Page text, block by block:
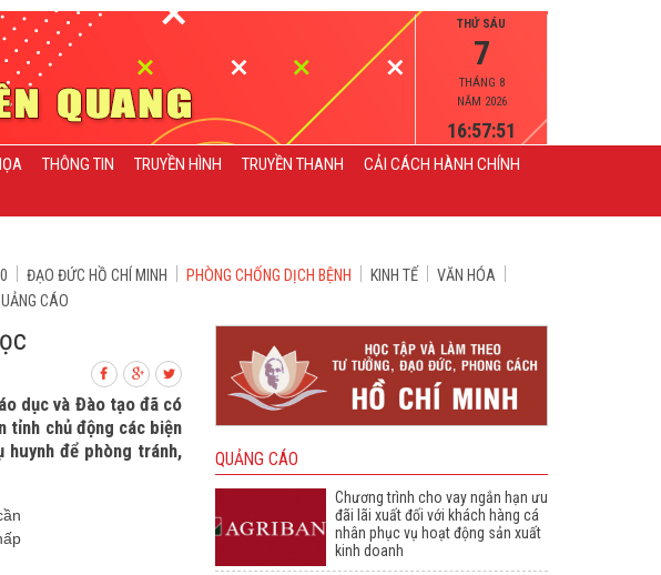
THỨ SÁU
7
THÁNG 8
NĂM 2026
16:57:52
THÔNG TIN TRUYỀN HÌNH TRUYỀN THANH
CẢI CÁCH HÀNH CHÍNH
ĐẠO ĐỨC HỒ CHÍ MINH PHÒNG CHỐNG DỊCH BỆNH KINH TẾ
VĂN HÓA
CÁO
dục và Đào tạo đã có
tỉnh chủ động các biện
để phòng tránh,
QUẢNG CÁO
Chương trình cho vay ngắn hạn ưu
đãi lãi xuất đối với khách hàng cá
nhân phục vụ hoạt động sản xuất
kinh doanh